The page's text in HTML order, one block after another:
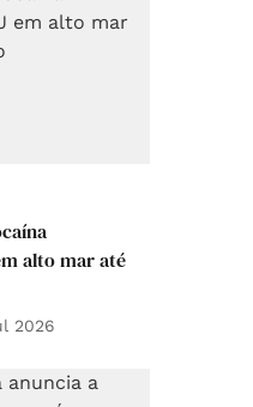
alto mar até
2026